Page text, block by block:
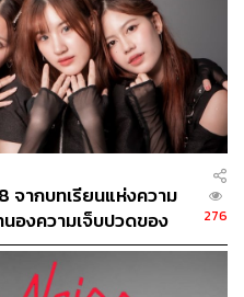
จากบทเรียนแห่งความ
นองความเจ็บปวดของ
276